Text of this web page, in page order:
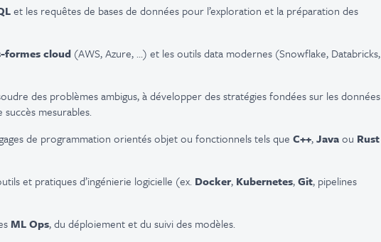
et les requêtes de bases de données pour l’exploration et la préparation des
formes cloud (AWS, Azure, …) et les outils data modernes (Snowflake, Databricks,
des problèmes ambigus, à développer des stratégies fondées sur les données
mesurables.
de programmation orientés objet ou fonctionnels tels que C++,Javaou Rust
et pratiques d’ingénierie logicielle (ex. Docker, Kubernetes,Git, pipelines
ML Ops, du déploiement et du suivi des modèles.